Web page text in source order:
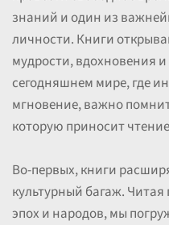
знаний и один из
личности. Книги
мудрости, вдохновения
сегодняшнем мире, где
мгновение, важно
которую приносит
Во-первых, книги
культурный багаж.
эпох и народов, мы